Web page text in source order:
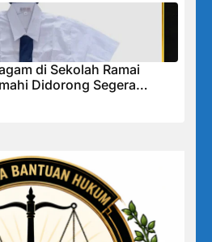
di Sekolah Ramai
Didorong Segera
dan Perbaikan Sistem